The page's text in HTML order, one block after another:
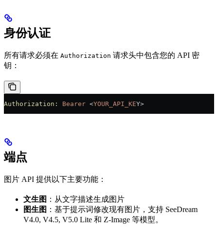
身份认证
所有请求必须在 Authorization 请求头中包含您的 API 密
钥：
Authorization: Bearer <YOUR_API_KEY>
端点
图片 API 提供以下主要功能：
文生图 ：从文字描述生成图片
图生图 ：基于提示词修改现有图片，支持 SeeDream
V4.0, V4.5, V5.0 Lite 和 Z-Image 等模型。